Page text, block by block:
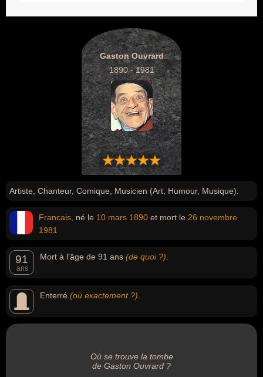
Gaston Ouvrard
1890 - 1981
Artiste, Chanteur, Comique, Musicien (Art, Humour, Musique).
Francais , né le 10 mars 1890 et mort le 26 novembre
1981
91
ans
Mort à l'âge de 91 ans (de quoi ?)
Enterré (où exactement ?)
Où se trouve la tombe
de Gaston Ouvrard ?